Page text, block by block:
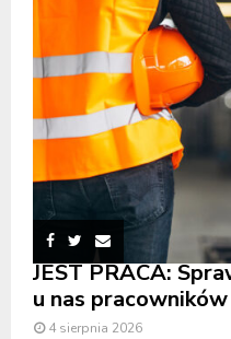
JEST PRACA:
u nas
4 sierpnia 2026